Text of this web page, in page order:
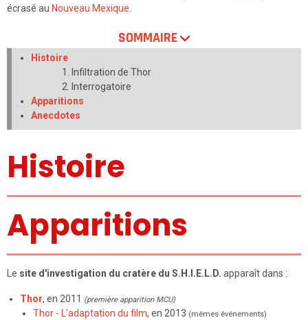
écrasé au Nouveau Mexique
SOMMAIRE
Histoire
Infiltration de Thor
Interrogatoire
Apparitions
Anecdotes
Histoire
Apparitions
Le site d'investigation du cratère du S.H.I.E.L.D. apparaît dans :
Thor, en 2011 (première apparition MCU)
Thor - L'adaptation du film, en 2013 (mêmes événements)